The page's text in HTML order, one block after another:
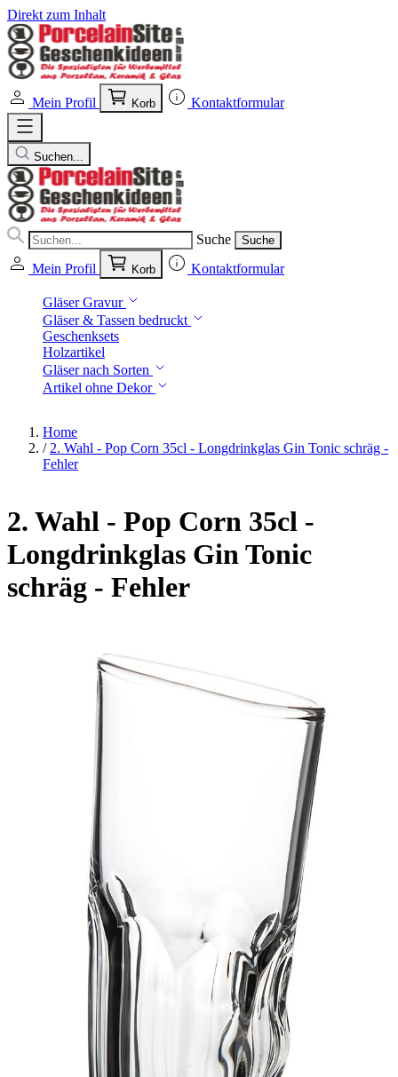
Direkt zum Inhalt
Mein Profil Korb Kontaktformular
Suchen...
Suche Suche
Mein Profil Korb Kontaktformular
Gläser Gravur
Gläser & Tassen bedruckt
Geschenksets
Holzartikel
Gläser nach Sorten
Artikel ohne Dekor
Home
/ 2. Wahl - Pop Corn 35cl - Longdrinkglas Gin Tonic schräg -
Fehler
2. Wahl - Pop Corn 35cl -
Longdrinkglas Gin Tonic
schräg - Fehler